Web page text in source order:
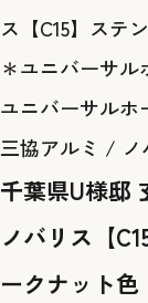
ユニバーサルホ
三協アルミ / ノ
千葉県U様邸
ノバリス【
ークナット